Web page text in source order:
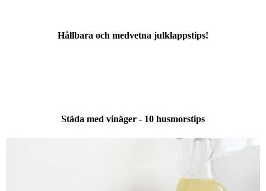
Hållbara och medvetna julklappstips!
Städa med vinäger - 10 husmorstips